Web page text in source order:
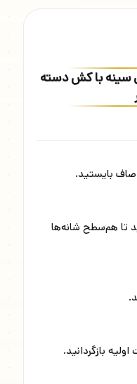
سینه با کش دسته
صاف بایستید.
تا هم‌سطح شانه‌ها
بازگردانید.